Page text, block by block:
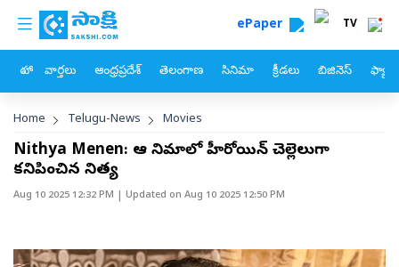
Skip to main content
custom menu ePaper TV
హోం వార్తలు ఆంధ్రప్రదేశ్ తెలంగాణ సినిమా క్రీడలు బిజినెస్
Breadcrumb
Home Telugu-News Movies
Nithya Menen: ఆ సినిమాలో హీరోయిన్‌ చెల్లెలుగా
కనిపించిన నిత్య
Aug 10 2025 12:32 PM | Updated on Aug 10 2025 12:50 PM